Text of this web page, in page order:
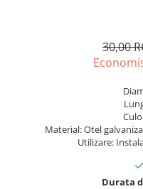
30,00
Material: Otel
Utilizare:
Durata